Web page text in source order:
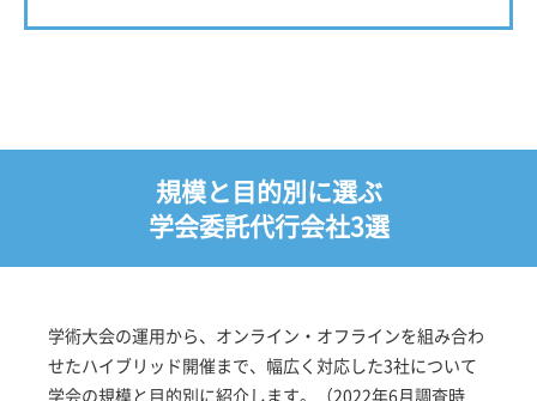
規模と目的別に選ぶ
学会委託代行会社3選
学術大会の運用から、オンライン・オフラインを組み合わ
せたハイブリッド開催まで、幅広く対応した3社について
学会の規模と目的別に紹介します。（2022年6月調査時